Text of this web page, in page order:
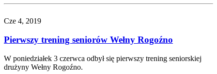
Cze 4, 2019
Pierwszy trening seniorów Wełny Rogoźno
W poniedziałek 3 czerwca odbył się pierwszy trening seniorskiej
drużyny Wełny Rogoźno.